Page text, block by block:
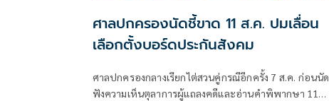
ศาลปกครองนัดชี้ขาด 11 ส.ค. ปมเลื่อน
เลือกตั้งบอร์ดประกันสังคม
ศาลปกครองกลางเรียกไต่สวนคู่กรณีอีกครั้ง 7 ส.ค. ก่อนนัด
ฟังความเห็นตุลาการผู้แถลงคดีและอ่านคำพิพากษา 11